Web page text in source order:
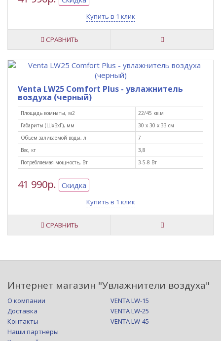
Купить в 1 клик
СРАВНИТЬ
Venta LW25 Comfort Plus - увлажнитель
воздуха (черный)
Площадь комнаты, м2
22/45 кв.м
Габариты (ШxВxГ), мм
30 х 30 х 33 см
Объем заливаемой воды, л
7
Вес, кг
3,8
Потребляемая мощность, Вт
3-5-8 Вт
41 990р. Скидка
Купить в 1 клик
СРАВНИТЬ
Интернет магазин "Увлажнители воздуха"
О компании
Доставка
Контакты
Наши партнеры
VENTA LW-15
VENTA LW-25
VENTA LW-45